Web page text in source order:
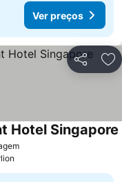
Ver preços
Partilhar
Ver preços
Hotel Singapore